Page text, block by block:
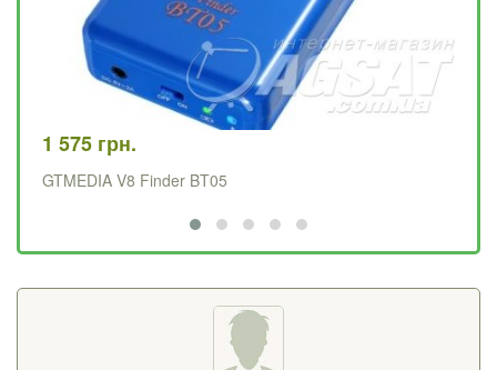
1 575 грн.
GTMEDIA V8 Finder BT05